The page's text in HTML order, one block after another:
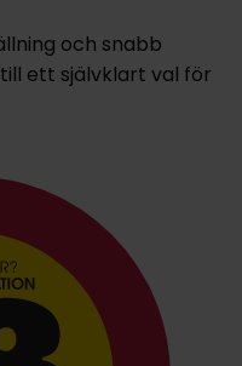
och snabb
ett självklart val för